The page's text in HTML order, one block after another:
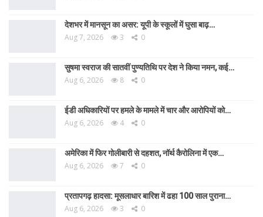
देशभर में मानसून का असर: यूपी के स्कूलों में घुसा बाढ़…
Aug 7, 2026 3 0
सुषमा स्वराज की सातवीं पुण्यतिथि पर देश ने किया नमन, कई…
Aug 6, 2026 8 0
ईडी अधिकारियों पर हमले के मामले में चार और आरोपियों को…
Aug 6, 2026 4 0
अमेरिका में फिर गोलीबारी से दहशत, नॉर्थ कैरोलिना में एक…
Aug 6, 2026 7 0
प्रतापगढ़ हादसा: मूसलाधार बारिश में ढहा 100 साल पुराना…
Aug 6, 2026 3 0